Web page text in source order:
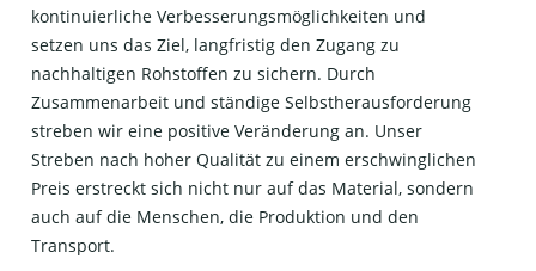
kontinuierliche Verbesserungsmöglichkeiten und
setzen uns das Ziel, langfristig den Zugang zu
nachhaltigen Rohstoffen zu sichern. Durch
Zusammenarbeit und ständige Selbstherausforderung
streben wir eine positive Veränderung an. Unser
Streben nach hoher Qualität zu einem erschwinglichen
Preis erstreckt sich nicht nur auf das Material, sondern
auch auf die Menschen, die Produktion und den
Transport.